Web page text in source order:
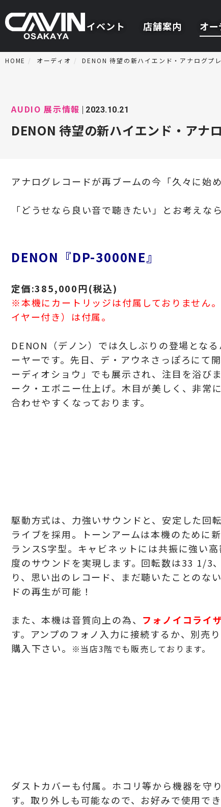
イベント 店舗案内 オ
HOME オーディオ DENON 待望の新ハイエンド・アナログプ
AUDIO 展示情報 2023.10.21
DENON 待望の新ハイエンド・アナ
アナログレコードが再ブームの今「久々に始
「どうせなら良い音で聴きたい」とお考えな
DENON『DP-3000NE』
定価:385,000円(税込)
※本機にカートリッジは付属しておりません
イヤー付き）は付属。
DENON（デノン）では久しぶりの登場とな
ーヤーです。先日、デ・アウネさっぽろにて
ーディオショウ」でも展示され、注目を浴びま
ーク・エボニー仕上げ。木目が美しく、非常
合わせやすくなっております。
駆動方式は、力強いサウンドと、安定した回
ライブを採用。トーンアームは本機のために
ランスS字型。 キャビネットには共振に強い
度のサウンドを実現します。 回転数は33 1/3
り、思い出のレコード、まだ聴いたことのな
ドの再生が可能！
また、本機は音質向上の為、 フォノイコライ
す。アンプのフォノ入力に接続するか、別売
購入下さい。
※当店3階でも販売しております。
ダストカバーも付属。ホコリ等から機器を守
す。取り外しも可能なので、お好みで使用でき